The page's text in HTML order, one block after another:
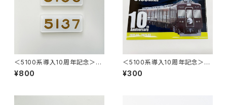
＜5100系導入10周年記念＞マ
グネット付アクリルプレート
¥800
＜5100系導入10周年記念＞ク
リアファイル（写真ver.）
¥300